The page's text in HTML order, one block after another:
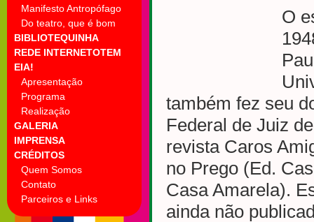
Manifesto Antropófago
Do teatro, que é bom
BIBLIOTEQUINHA
REDE INTERNETOTEM
EIA!
Apresentação
Programa
Realização
GALERIA
IMPRENSA
CRÉDITOS
Quem Somos
Contato
Parceiros e Links
O
também fez seu
Federal de Juiz
revista Caros
no Prego (Ed.
Casa Amarela).
ainda não